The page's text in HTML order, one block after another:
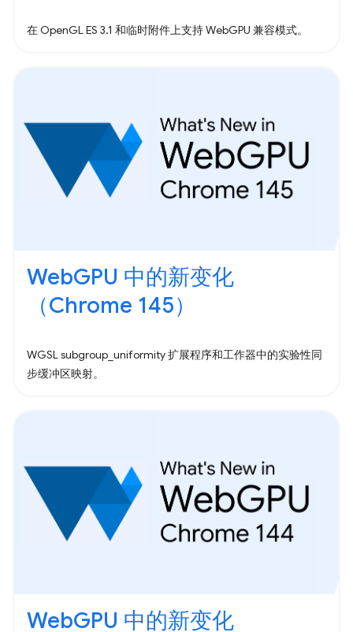
在 OpenGL ES 3.1 和临时附件上支持 WebGPU 兼容模式。
WebGPU 中的新变化
（Chrome 145）
WGSL subgroup_uniformity 扩展程序和工作器中的实验性同
步缓冲区映射。
WebGPU 中的新变化